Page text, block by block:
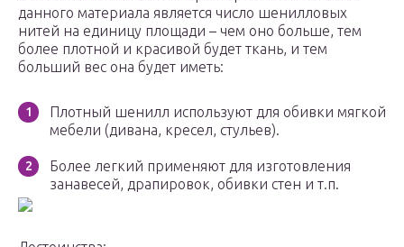
данного материала является число шенилловых
нитей на единицу площади – чем оно больше, тем
более плотной и красивой будет ткань, и тем
больший вес она будет иметь:
Плотный шенилл используют для обивки мягкой
мебели (дивана, кресел, стульев).
Более легкий применяют для изготовления
занавесей, драпировок, обивки стен и т.п.